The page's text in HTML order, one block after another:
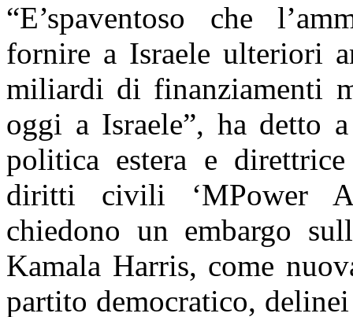
“E’spaventoso che
fornire a Israele ulteriori
miliardi di finanziamenti
oggi a Israele”, ha detto
politica estera e
diritti civili ‘MPower
chiedono un embargo
Kamala Harris, come
partito democratico,